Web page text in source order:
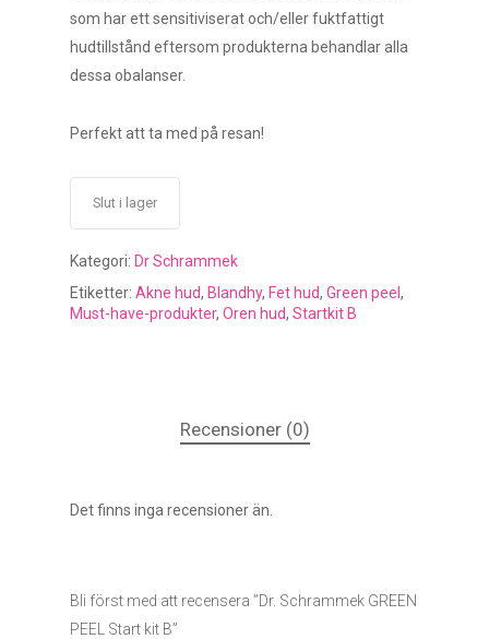
som har ett sensitiviserat och/eller fuktfattigt
hudtillstånd eftersom produkterna behandlar alla
dessa obalanser.
Perfekt att ta med på resan!
Slut i lager
Kategori: Dr Schrammek
Etiketter: Akne hud, Blandhy, Fet hud, Green peel ,
Must-have-produkter, Oren hud, Startkit B
Recensioner (0)
Det finns inga recensioner än.
Bli först med att recensera ”Dr. Schrammek GREEN
PEEL Start kit B”